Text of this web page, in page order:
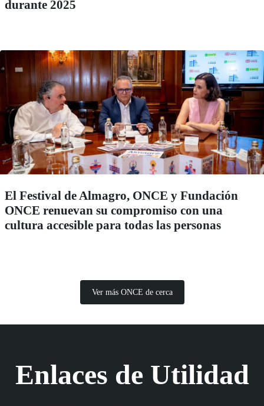
durante 2025
El Festival de Almagro, ONCE y Fundación
ONCE renuevan su compromiso con una
cultura accesible para todas las personas
Ver más ONCE de cerca
Enlaces de Utilidad